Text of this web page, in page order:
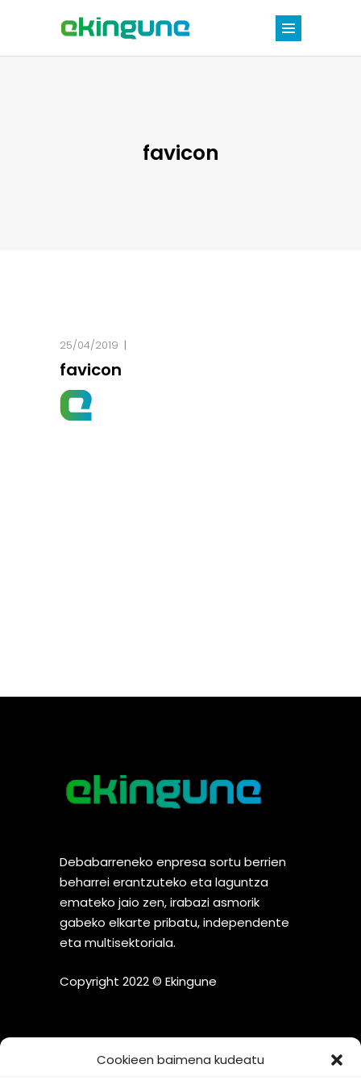
Cookieen baimena kudeatu
favicon
25/04/2019
favicon
Debabarreneko enpresa sortu berrien
beharrei erantzuteko eta laguntza
emateko jaio zen, irabazi asmorik
gabeko elkarte pribatu, independente
eta multisektoriala.
Copyright 2022 © Ekingune